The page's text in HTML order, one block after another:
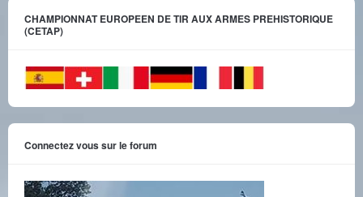
CHAMPIONNAT EUROPEEN DE TIR AUX ARMES PREHISTORIQUE
(CETAP)
Connectez vous sur le forum